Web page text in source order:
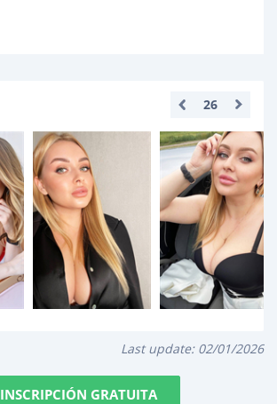
26
Last update: 02/01/2026
INSCRIPCIÓN GRATUITA